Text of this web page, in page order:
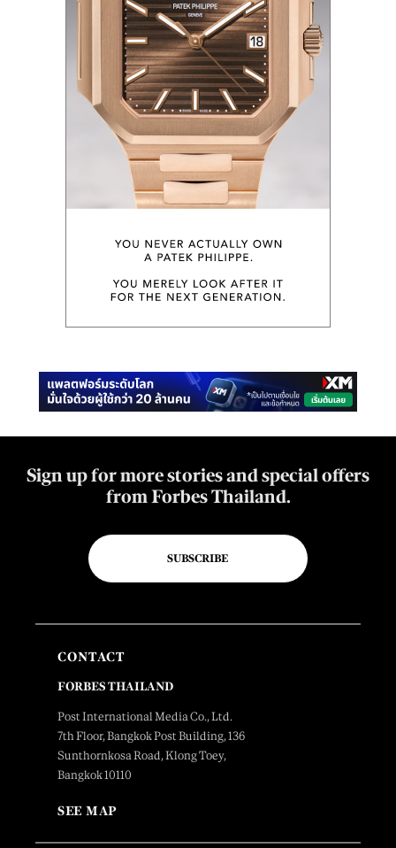
Sign up for more stories and special offers
from Forbes Thailand.
SUBSCRIBE
CONTACT
FORBES THAILAND
Post International Media Co., Ltd.
7th Floor, Bangkok Post Building, 136
Sunthornkosa Road, Klong Toey,
Bangkok 10110
SEE MAP